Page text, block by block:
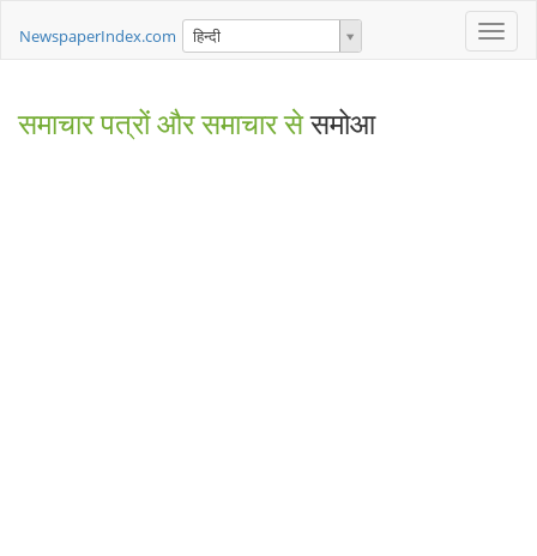
Toggle
NewspaperIndex.com हिन्दी
समाचार पत्रों और समाचार सेसमोआ